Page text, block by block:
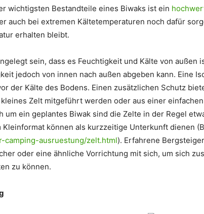
wichtigsten Bestandteile eines Biwaks ist ein
auch bei extremen Kältetemperaturen noch dafür
erhalten bleibt.
sein, dass es Feuchtigkeit und Kälte von außen
jedoch von innen nach außen abgeben kann. Eine
der Kälte des Bodens. Einen zusätzlichen Schutz
Zelt mitgeführt werden oder aus einer
um ein geplantes Biwak sind die Zelte in der Regel
können als kurzzeitige Unterkunft dienen
camping-ausruestung/zelt.html). Erfahrene
oder eine ähnliche Vorrichtung mit sich, um sich
zu können.